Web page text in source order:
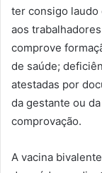
ter consigo laudo
aos
comprove
de saúde;
atestadas por
da gestante ou
comprovação.
A vacina